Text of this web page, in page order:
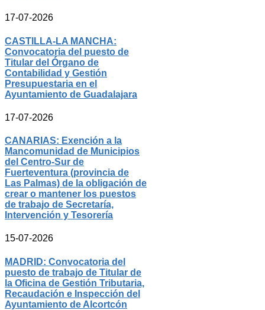
17-07-2026
CASTILLA-LA MANCHA:
Convocatoria del puesto de
Titular del Órgano de
Contabilidad y Gestión
Presupuestaria en el
Ayuntamiento de Guadalajara
17-07-2026
CANARIAS: Exención a la
Mancomunidad de Municipios
del Centro-Sur de
Fuerteventura (provincia de
Las Palmas) de la obligación de
crear o mantener los puestos
de trabajo de Secretaría,
Intervención y Tesorería
15-07-2026
MADRID: Convocatoria del
puesto de trabajo de Titular de
la Oficina de Gestión Tributaria,
Recaudación e Inspección del
Ayuntamiento de Alcortcón